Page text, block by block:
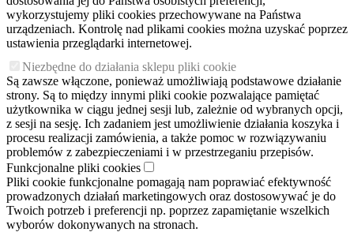
wykorzystujemy pliki cookies przechowywane na Państwa
urządzeniach. Kontrolę nad plikami cookies można uzyskać poprzez
ustawienia przeglądarki internetowej.
Niezbędne do działania sklepu pliki cookie
Są zawsze włączone, ponieważ umożliwiają podstawowe działanie
strony. Są to między innymi pliki cookie pozwalające pamiętać
użytkownika w ciągu jednej sesji lub, zależnie od wybranych opcji,
z sesji na sesję. Ich zadaniem jest umożliwienie działania koszyka i
procesu realizacji zamówienia, a także pomoc w rozwiązywaniu
problemów z zabezpieczeniami i w przestrzeganiu przepisów.
Funkcjonalne pliki cookies
Pliki cookie funkcjonalne pomagają nam poprawiać efektywność
prowadzonych działań marketingowych oraz dostosowywać je do
Twoich potrzeb i preferencji np. poprzez zapamiętanie wszelkich
wyborów dokonywanych na stronach.